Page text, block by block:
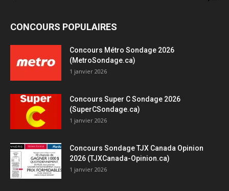
CONCOURS POPULAIRES
Concours Métro Sondage 2026
(MetroSondage.ca)
1 janvier 2026
Concours Super C Sondage 2026
(SuperCSondage.ca)
1 janvier 2026
Concours Sondage TJX Canada Opinion
2026 (TJXCanada-Opinion.ca)
1 janvier 2026